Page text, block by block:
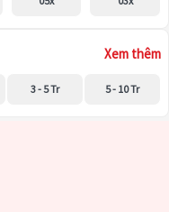
Xem thêm
3 - 5 Tr 5 - 10 Tr